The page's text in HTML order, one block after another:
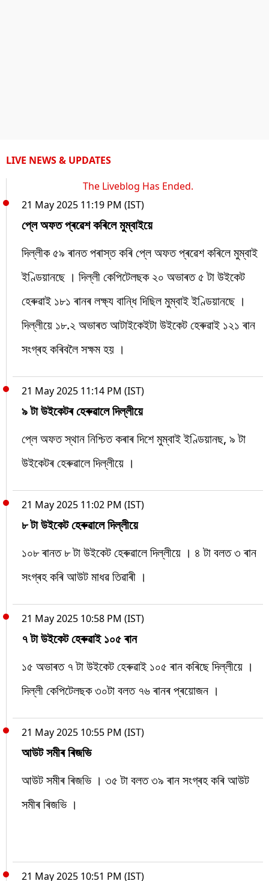
LIVE NEWS & UPDATES
The Liveblog Has Ended.
21 May 2025 11:19 PM (IST)
প্লে অফত প্ৰৱেশ কৰিলে মুম্বাইয়ে
দিল্লীক ৫৯ ৰানত পৰাস্ত কৰি প্লে অফত প্ৰৱেশ কৰিলে মুম্বাই
ইণ্ডিয়ানছে । দিল্লী কেপিটেলছক ২০ অভাৰত ৫ টা উইকেট
হেৰুৱাই ১৮১ ৰানৰ লক্ষ্য বান্ধি দিছিল মুম্বাই ইণ্ডিয়ানছে ।
দিল্লীয়ে ১৮.২ অভাৰত আটাইকেইটা উইকেট হেৰুৱাই ১২১ ৰান
সংগ্ৰহ কৰিবলৈ সক্ষম হয় ।
21 May 2025 11:14 PM (IST)
৯ টা উইকেটৰ হেৰুৱালে দিল্লীয়ে
প্লে অফত স্থান নিশ্চিত কৰাৰ দিশে মুম্বাই ইণ্ডিয়ানছ, ৯ টা
উইকেটৰ হেৰুৱালে দিল্লীয়ে ।
21 May 2025 11:02 PM (IST)
৮ টা উইকেট হেৰুৱালে দিল্লীয়ে
১০৮ ৰানত ৮ টা উইকেট হেৰুৱালে দিল্লীয়ে । ৪ টা বলত ৩ ৰান
সংগ্ৰহ কৰি আউট মাধৱ তিৱাৰী ।
21 May 2025 10:58 PM (IST)
৭ টা উইকেট হেৰুৱাই ১০৫ ৰান
১৫ অভাৰত ৭ টা উইকেট হেৰুৱাই ১০৫ ৰান কৰিছে দিল্লীয়ে ।
দিল্লী কেপিটেলছক ৩০টা বলত ৭৬ ৰানৰ প্ৰয়োজন ।
21 May 2025 10:55 PM (IST)
আউট সমীৰ ৰিজভি
আউট সমীৰ ৰিজভি । ৩৫ টা বলত ৩৯ ৰান সংগ্ৰহ কৰি আউট
সমীৰ ৰিজভি ।
21 May 2025 10:51 PM (IST)